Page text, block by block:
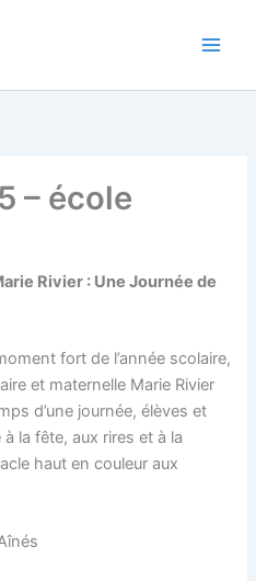
– école
Rivier : Une Journée de
fort de l’année scolaire,
et maternelle Marie Rivier
d’une journée, élèves et
la fête, aux rires et à la
haut en couleur aux